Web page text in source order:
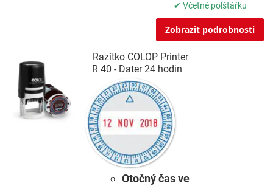
✔ Včetně polštářku
Zobrazit podrobnosti
Razítko COLOP Printer
R 40 - Dater 24 hodin
Otočný čas ve